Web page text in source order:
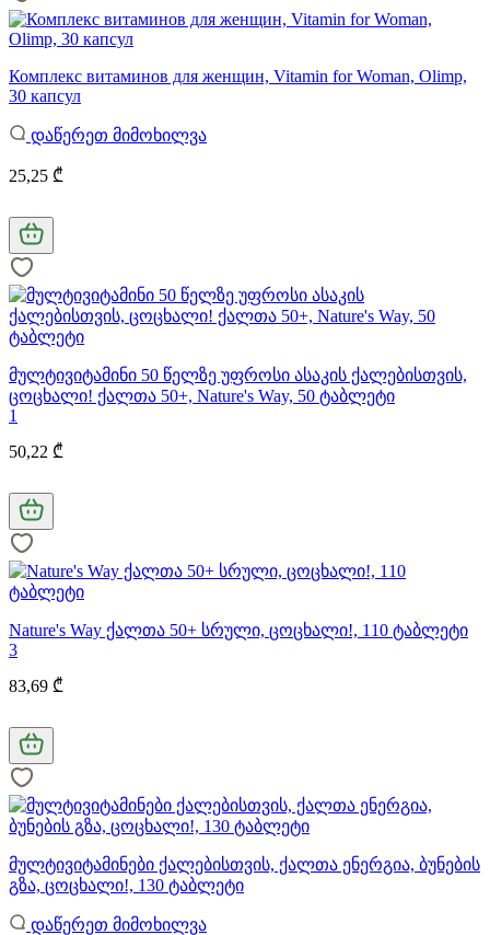
Комплекс витаминов для женщин, Vitamin for Woman, Olimp,
30 капсул
დაწერეთ მიმოხილვა
25,25 ₾
მულტივიტამინი 50 წელზე უფროსი ასაკის ქალებისთვის,
ცოცხალი! ქალთა 50+, Nature's Way, 50 ტაბლეტი
1
50,22 ₾
Nature's Way ქალთა 50+ სრული, ცოცხალი!, 110 ტაბლეტი
3
83,69 ₾
მულტივიტამინები ქალებისთვის, ქალთა ენერგია, ბუნების
გზა, ცოცხალი!, 130 ტაბლეტი
დაწერეთ მიმოხილვა